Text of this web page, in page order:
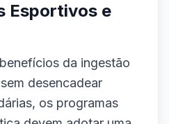
Esportivos e
da ingestão
desencadear
os programas